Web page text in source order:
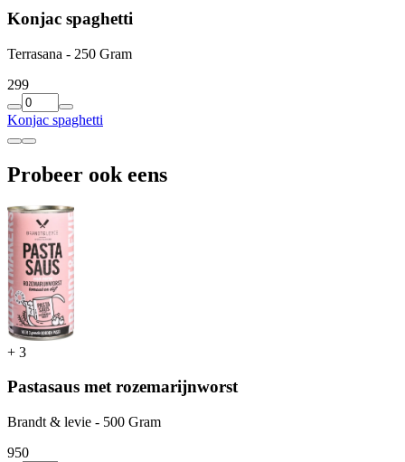
Konjac spaghetti
Terrasana - 250 Gram
299
Konjac spaghetti
Probeer ook eens
+ 3
Pastasaus met rozemarijnworst
Brandt & levie - 500 Gram
950